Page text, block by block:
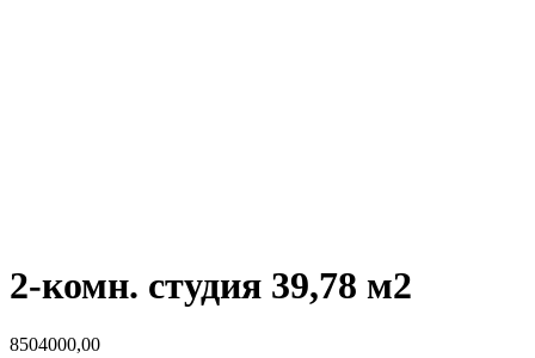
2-комн. студия 39,78 м2
8504000,00